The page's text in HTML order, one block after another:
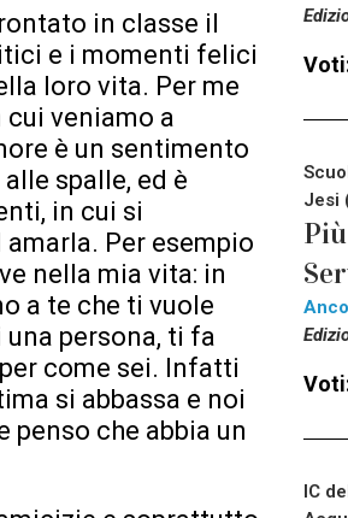
in classe il
e i momenti felici
loro vita. Per me
cui veniamo a
è un sentimento
spalle, ed è
in cui si
Per esempio
nella mia vita: in
a te che ti vuole
persona, ti fa
come sei. Infatti
si abbassa e noi
penso che abbia un
Jesi
IC